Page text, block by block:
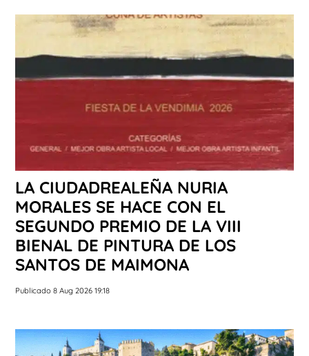
LA CIUDADREALEÑA NURIA
MORALES SE HACE CON EL
SEGUNDO PREMIO DE LA VIII
BIENAL DE PINTURA DE LOS
SANTOS DE MAIMONA
Publicado 8 Aug 2026 19:18